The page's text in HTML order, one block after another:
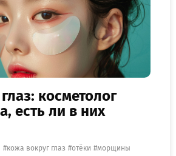
косметолог
есть ли в них
кожа вокруг глаз отёки
морщины